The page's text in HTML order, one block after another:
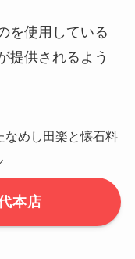
を使用している
提供されるよう
なめし田楽と懐石料
本店